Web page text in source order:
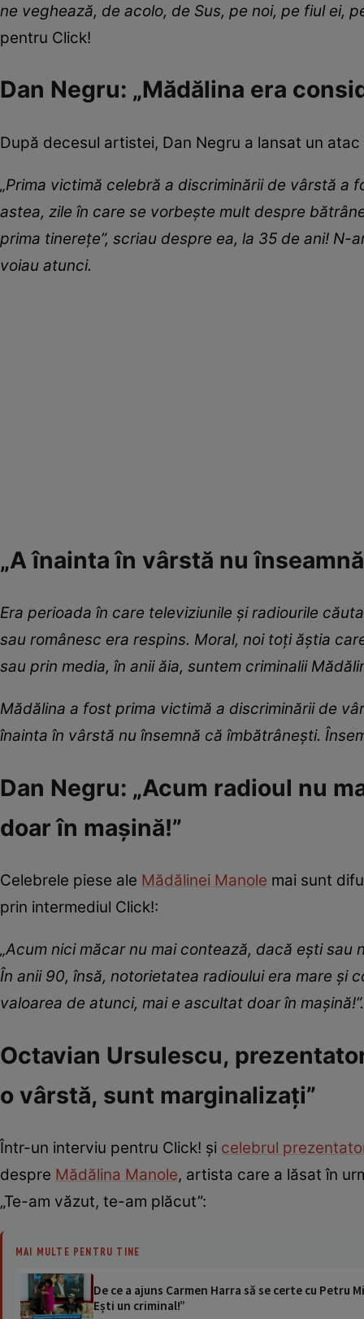
ne veghează, de acolo, de Sus, pe noi, pe fiul ei,
pentru Click!
Dan Negru: „Mădălina era
După decesul artistei, Dan Negru a lansat un
„Prima victimă celebră a discriminării de vârstă a
astea, zile în care se vorbește mult despre
prima tinerețe”, scriau despre ea, la 35 de ani!
voiau atunci.
„A înainta în vârstă nu
Era perioada în care televiziunile și radiourile
sau românesc era respins. Moral, noi toți ăștia
sau prin media, în anii ăia, suntem criminalii
Mădălina a fost prima victimă a discriminării de
înainta în vârstă nu însemnă că îmbătrânești.
Dan Negru: „Acum radioul nu
doar în mașină!”
Celebrele piese ale Mădălinei Manole mai sunt
prin intermediul Click!:
„Acum nici măcar nu mai contează, dacă ești
În anii 90, însă, notorietatea radioului era mare și
valoarea de atunci, mai e ascultat doar în mașină!”.
Octavian Ursulescu,
o vârstă, sunt marginalizați”
Într-un interviu pentru Click! și celebrul
despre Mădălina Manole, artista care a lăsat în
„Te-am văzut, te-am plăcut”:
MAI MULTE PENTRU TINE
De ce a ajuns Carmen Harra să se certe cu Petru
Ești un criminal!”